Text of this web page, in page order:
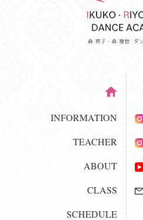
INFORMATION
TEACHER
ABOUT
CLASS
SCHEDULE